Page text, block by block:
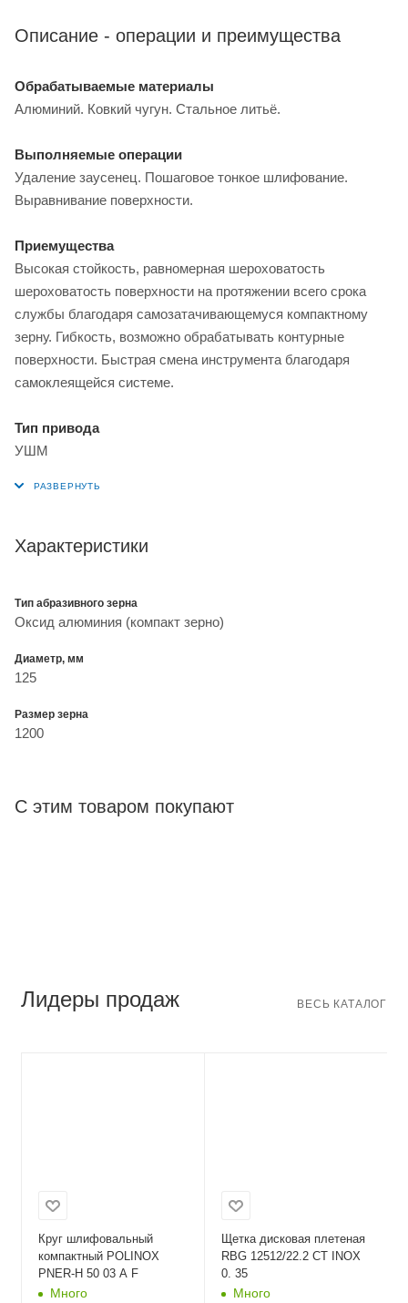
Описание - операции и преимущества
Обрабатываемые материалы
Алюминий. Ковкий чугун. Стальное литьё.
Выполняемые операции
Удаление заусенец. Пошаговое тонкое шлифование.
Выравнивание поверхности.
Приемущества
Высокая стойкость, равномерная шероховатость
шероховатость поверхности на протяжении всего срока
службы благодаря самозатачивающемуся компактному
зерну. Гибкость, возможно обрабатывать контурные
поверхности. Быстрая смена инструмента благодаря
самоклеящейся системе.
Тип привода
УШМ
Характеристики
Тип абразивного зерна
Оксид алюминия (компакт зерно)
Диаметр, мм
125
Размер зерна
1200
С этим товаром покупают
Лидеры продаж ВЕСЬ КАТАЛОГ
Круг шлифовальный
компактный POLINOX
PNER-Н 50 03 А F
Много
Щетка дисковая плетеная
RBG 12512/22.2 CТ INOX
0. 35
Много